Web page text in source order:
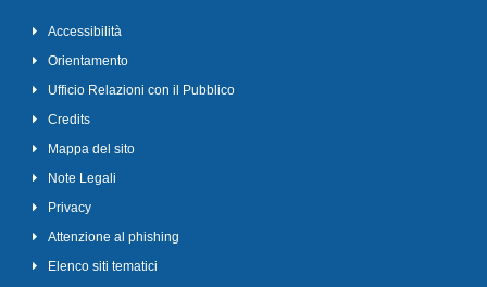
Accessibilità
Orientamento
Ufficio Relazioni con il Pubblico
Credits
Mappa del sito
Note Legali
Privacy
Attenzione al phishing
Elenco siti tematici